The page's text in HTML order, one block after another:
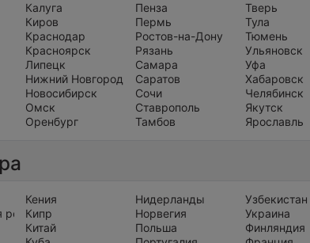
Калуга
Киров
Краснодар
Красноярск
Липецк
Нижний Новгород
Новосибирск
Омск
Оренбург
Пенза
Пермь
Ростов-на-Дону
Рязань
Самара
Саратов
Сочи
Ставрополь
Тамбов
Тверь
Тула
Тюмень
Ульяновск
Уфа
Хабаровск
Челябинск
Якутск
Ярославль
Кения
Кипр
Китай
Нидерланды
Норвегия
Польша
Узбекистан
Украина
Финляндия